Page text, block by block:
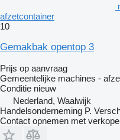
afzetcontainer
10
Gemakbak opentop 3
Prijs op aanvraag
Gemeentelijke machines -
Conditie nieuw
Nederland, Waalwijk
Handelsonderneming P.
Contact opnemen met